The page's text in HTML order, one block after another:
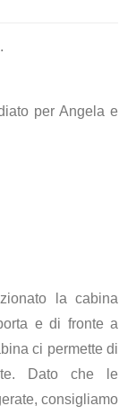
per Angela e
la cabina
e di fronte a
ci permette di
Dato che le
consigliamo